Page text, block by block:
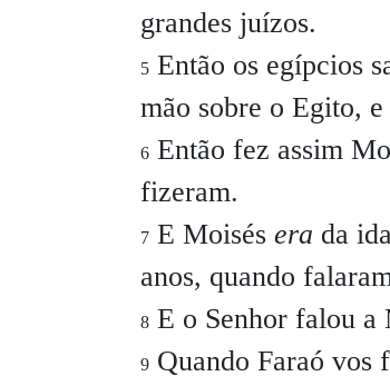
grandes juízos.
5 Então os egípcios
mão sobre o Egito,
6 Então fez assim
fizeram.
7 E Moisés era da
anos, quando
8 E o Senhor falou a
9 Quando Faraó vos